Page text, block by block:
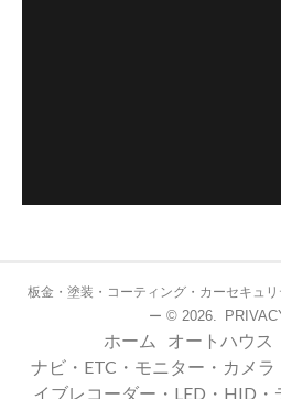
板金・塗装・コーティング・カーセキュ
ー © 2026.
ホーム オートハウス
ナビ・ETC・モニター・カメ
イブレコーダー・LED・HID